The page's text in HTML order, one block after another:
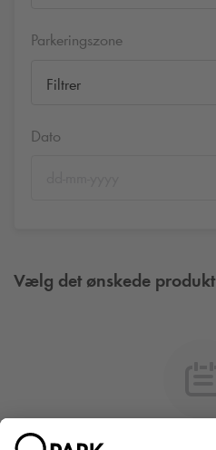
Parkeringszone
Filtrer
Dato
Vælg det ønskede produkt